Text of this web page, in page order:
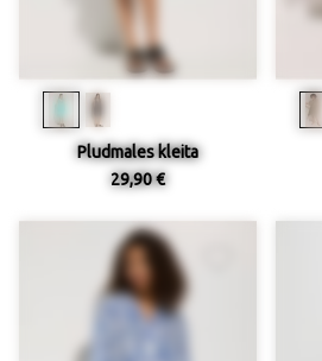
Pludmales kleita
29,90 €